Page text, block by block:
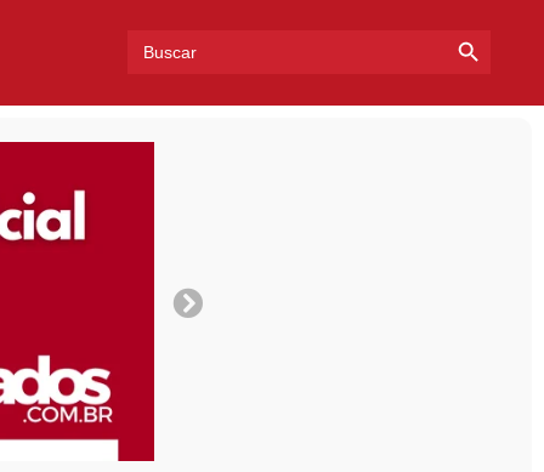
for: